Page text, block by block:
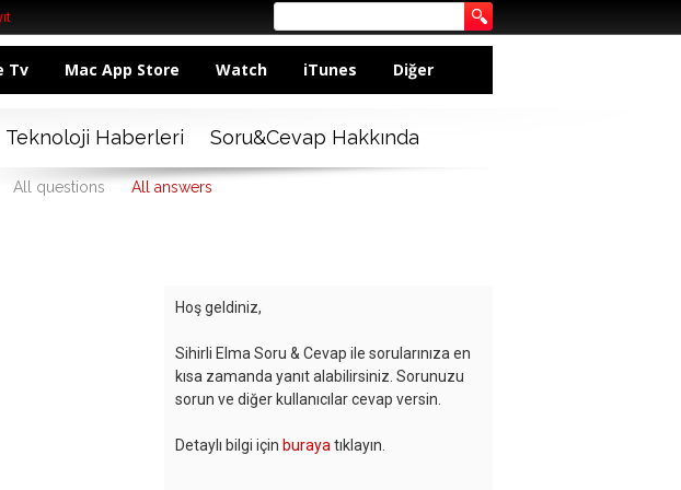
Tv Mac App Store Watch iTunes Diğer
Teknoloji Haberleri Soru&Cevap Hakkında
All questions All answers
Hoş geldiniz,
Sihirli Elma Soru & Cevap ile sorularınıza en
kısa zamanda yanıt alabilirsiniz. Sorunuzu
sorun ve diğer kullanıcılar cevap versin.
Detaylı bilgi için buraya tıklayın.